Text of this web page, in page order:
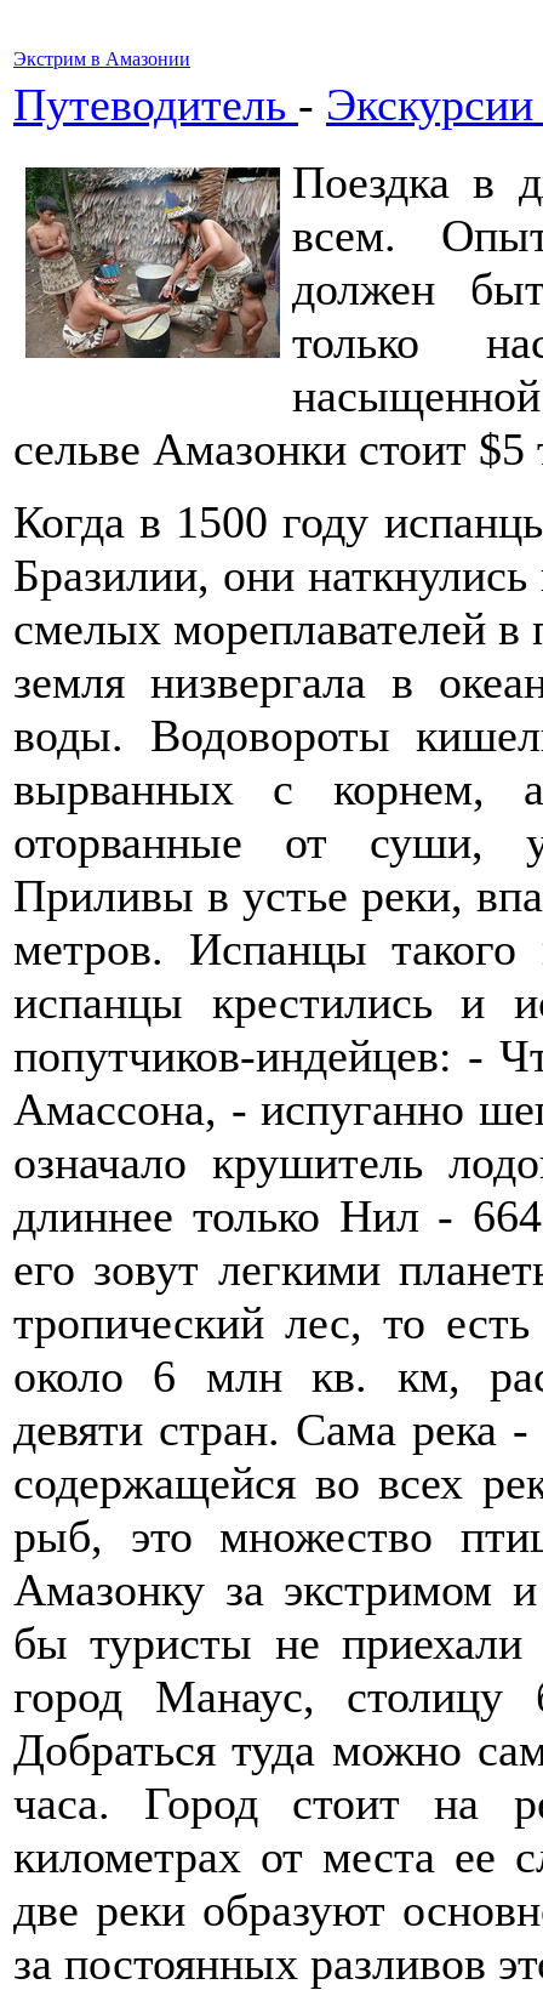
Экстрим в Амазонии
Путеводитель -
Поездка в
всем.
должен
только
сельве Амазонки стоит $5
Когда в 1500 году
Бразилии, они
смелых мореплавателей в
земля низвергала в
воды. Водовороты
вырванных с корнем,
оторванные от суши,
Приливы в устье реки,
метров. Испанцы такого
испанцы крестились и
попутчиков-индейцев: -
Амассона, - испуганно
означало крушитель
длиннее только Нил -
его зовут легкими
тропический лес, то
около 6 млн кв. км,
девяти стран. Сама река
содержащейся во всех
рыб, это множество
Амазонку за экстримом
бы туристы не
город Манаус, столицу
Добраться туда можно
часа. Город стоит на
километрах от места ее
две реки образуют
за постоянных разливов